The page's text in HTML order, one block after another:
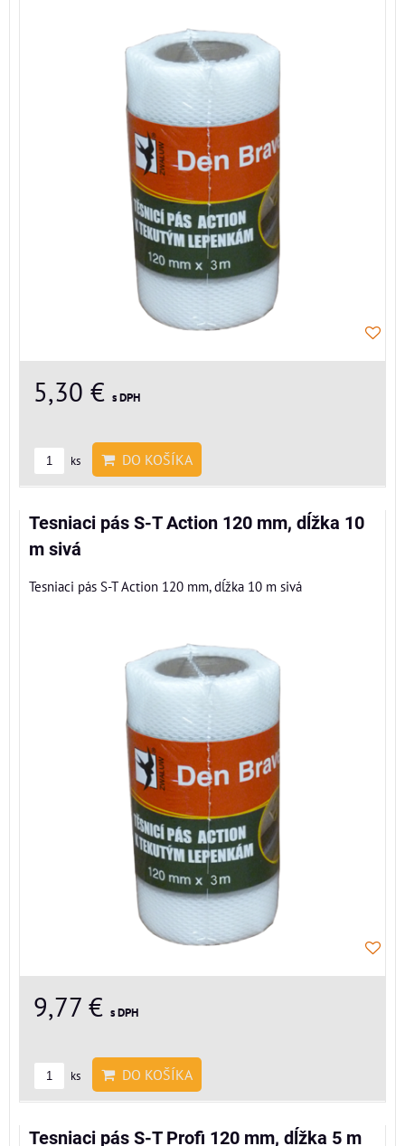
5,30 € s DPH
ks DO KOŠÍKA
Tesniaci pás S-T Action 120 mm, dĺžka 10
m sivá
Tesniaci pás S-T Action 120 mm, dĺžka 10 m sivá
9,77 € s DPH
ks DO KOŠÍKA
Tesniaci pás S-T Profi 120 mm, dĺžka 5 m